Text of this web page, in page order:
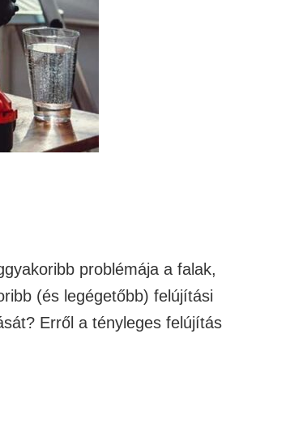
problémája a falak,
(és legégetőbb) felújítási
Erről a tényleges felújítás